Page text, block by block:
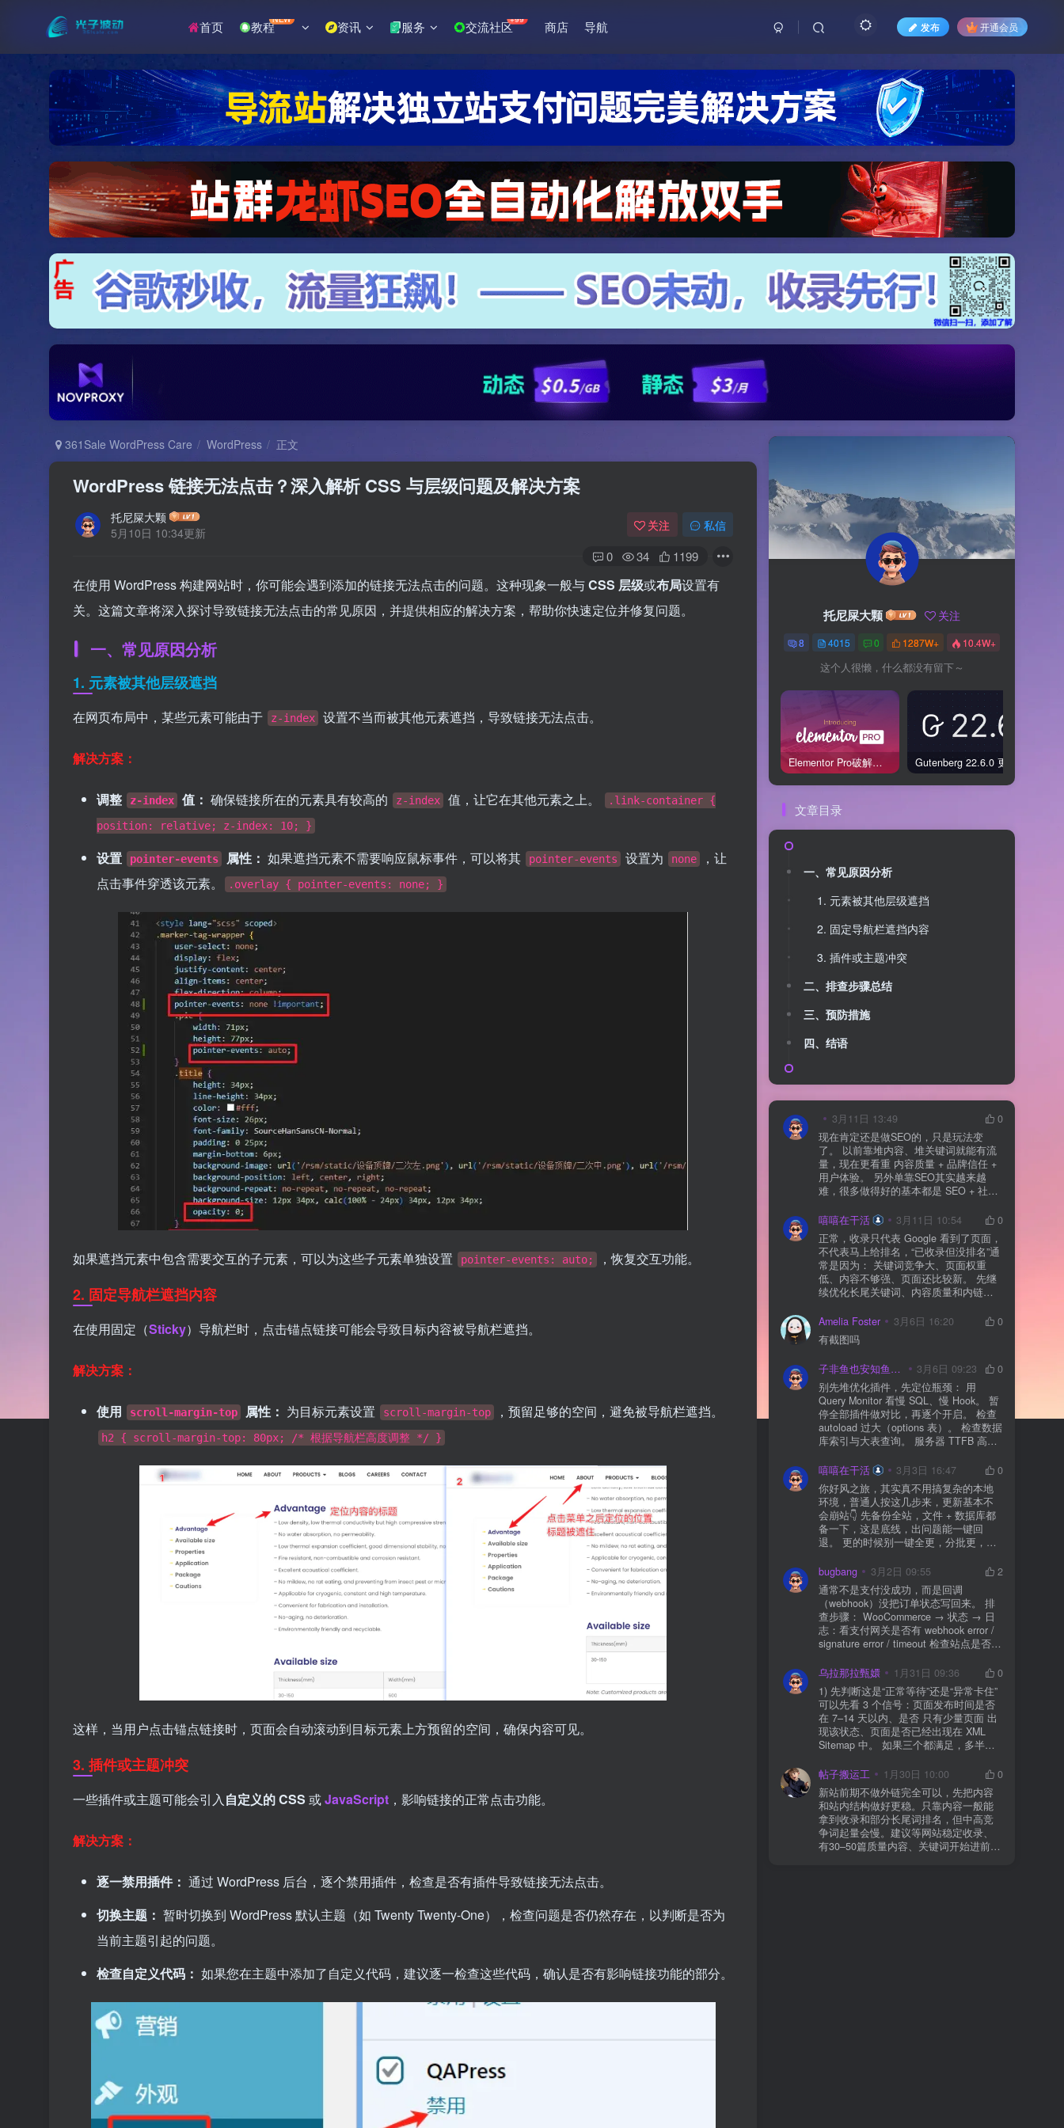
首页 教程NEW 资讯 服务 交流社区+99 商店 导航 发布 开通会员
361Sale WordPress Care WordPress 正文
WordPress 链接无法点击？深入解析 CSS 与层级问题及解决方案
托尼屎大颗
5月10日 10:34更新
关注 私信
0 34 1199
在使用 WordPress 构建网站时，你可能会遇到添加的链接无法点击的问题。这种现象一般与CSS 层级或布局设置有
关。这篇文章将深入探讨导致链接无法点击的常见原因，并提供相应的解决方案，帮助你快速定位并修复问题。
一、常见原因分析
1. 元素被其他层级遮挡
在网页布局中，某些元素可能由于 z-index 设置不当而被其他元素遮挡，导致链接无法点击。
解决方案：
调整 z-index 值： 确保链接所在的元素具有较高的 z-index 值，让它在其他元素之上。
.link-container {
position: relative; z-index: 10; }
设置 pointer-events 属性： 如果遮挡元素不需要响应鼠标事件，可以将其 pointer-events 设置为 none
，让
点击事件穿透该元素。
.overlay { pointer-events: none; }
如果遮挡元素中包含需要交互的子元素，可以为这些子元素单独设置 pointer-events: auto; ，恢复交互功能。
2. 固定导航栏遮挡内容
在使用固定（Sticky）导航栏时，点击锚点链接可能会导致目标内容被导航栏遮挡。
解决方案：
使用 scroll-margin-top 属性： 为目标元素设置 scroll-margin-top ，预留足够的空间，避免被导航栏遮挡。
h2 { scroll-margin-top: 80px; /* 根据导航栏高度调整 */ }
这样，当用户点击锚点链接时，页面会自动滚动到目标元素上方预留的空间，确保内容可见。
3. 插件或主题冲突
一些插件或主题可能会引入自定义的 CSS 或JavaScript ，影响链接的正常点击功能。
解决方案：
逐一禁用插件： 通过 WordPress 后台，逐个禁用插件，检查是否有插件导致链接无法点击。
切换主题： 暂时切换到 WordPress 默认主题（如 Twenty Twenty-One），检查问题是否仍然存在，以判断是否为
当前主题引起的问题。
检查自定义代码： 如果您在主题中添加了自定义代码，建议逐一检查这些代码，确认是否有影响链接功能的部分。
托尼屎大颗 关注
8 4015 0 1287W+ 10.4W+
这个人很懒，什么都没有留下～
Elementor Pro破解版还能用吗？2026年常见风险与后果盘点
文章目录
一、常见原因分析
1. 元素被其他层级遮挡
2. 固定导航栏遮挡内容
3. 插件或主题冲突
二、排查步骤总结
三、预防措施
四、结语
3月11日 13:49
0
现在肯定还是做SEO的，只是玩法变
了。 以前靠堆内容、堆关键词就能有流
量，现在更看重 内容质量 + 品牌信任 +
用户体验。 另外单靠SEO其实越来越
难，很多做得好的基本都是 SEO + 社媒
质还是一个长期获客渠道，但不能再当
成唯一渠道了。
嘻嘻在干活 3月11日 10:54
0
正常，收录只代表 Google 看到了页面，
不代表马上给排名，“已收录但没排名”通
常是因为： 关键词竞争大、页面权重
低、内容不够强、页面还比较新。 先继
续优化长尾关键词、内容质量和内链，
Amelia Foster
3月6日 16:20
0
有截图吗
子非鱼也安知鱼之乐 3月6日 09:23
0
别先堆优化插件，先定位瓶颈： 用
Query Monitor 看慢 SQL、慢 Hook。 暂
停全部插件做对比，再逐个开启。 检查
autoload 过大（options 表）。 检查数据
库索引与大表查询。 服务器 TTFB 高就
嘻嘻在干活
3月3日 16:47
0
你好风之旅，其实真不用搞复杂的本地
环境，普通人按这几步来，更新基本不
会崩站👇 先备份全站，文件 + 数据库都
备一下，这是底线，出问题能一键回
退。 更的时候别一键全更，分批更，先
立刻清缓存，去前台检查首页、文章
页、按钮、表单这些关键位置。 最好再
装个支持版本回滚的插件，万一崩了，
一秒切回旧版。 总结来说：先备份、分
批更、更完查、留退路，稳得很✅😎希望
能帮到你
bugbang 3月2日 09:55
2
通常不是支付没成功，而是回调
（webhook）没把订单状态写回来。 排
查步骤： WooCommerce → 状态 → 日
志：看支付网关是否有 webhook error /
signature error / timeout 检查站点是否被
全插件） 检查是否启用了“缓存结账页/接
口路径”（结账页和回调接口不应缓存）
看服务器错误日志是否有 500/致命错误
导致回调执行中断 解决方案： 放行 wp-
json、wc-api、支付网关回调 URL（按网
关文档配置） 关闭结账页的缓存与 JS
合并压缩测试一次 若使用 Cloudflare：
则
乌拉那拉甄嬛 1月31日 09:36
0
1) 先判断这是“正常等待”还是“异常卡住”
可以先看 3 个信号：页面发布时间是否
在 7–14 天以内、是否 只有少量页面 出
现该状态、页面是否已经出现在 XML
Sitemap 中。 如果三个都满足，多半属
手。 2) 什么情况下“等”是没用的？ 以下
情况基本不会靠时间自动解决：页面几
乎没有内链（孤立页）、内容与站内已
有页面高度相似、canonical 指向了别的
URL、同一主题短时间发布太多相似文
章。 这种情况下，Google 已经抓取，但
判断“当前不值得进入索引”。 3) 最有效
帖子搬运工 1月30日 10:00
0
新站前期不做外链完全可以，先把内容
和站内结构做好更稳。只靠内容一般能
拿到收录和部分长尾词排名，但中高竞
争词起量会慢。建议等网站稳定收录、
有30–50篇质量内容、关键词开始进前